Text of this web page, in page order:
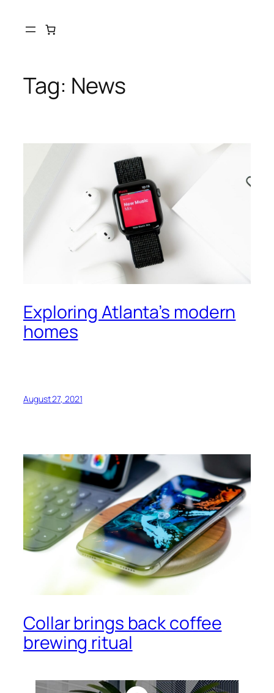
Tag: News
Exploring Atlanta’s modern
homes
August 27, 2021
Collar brings back coffee
brewing ritual